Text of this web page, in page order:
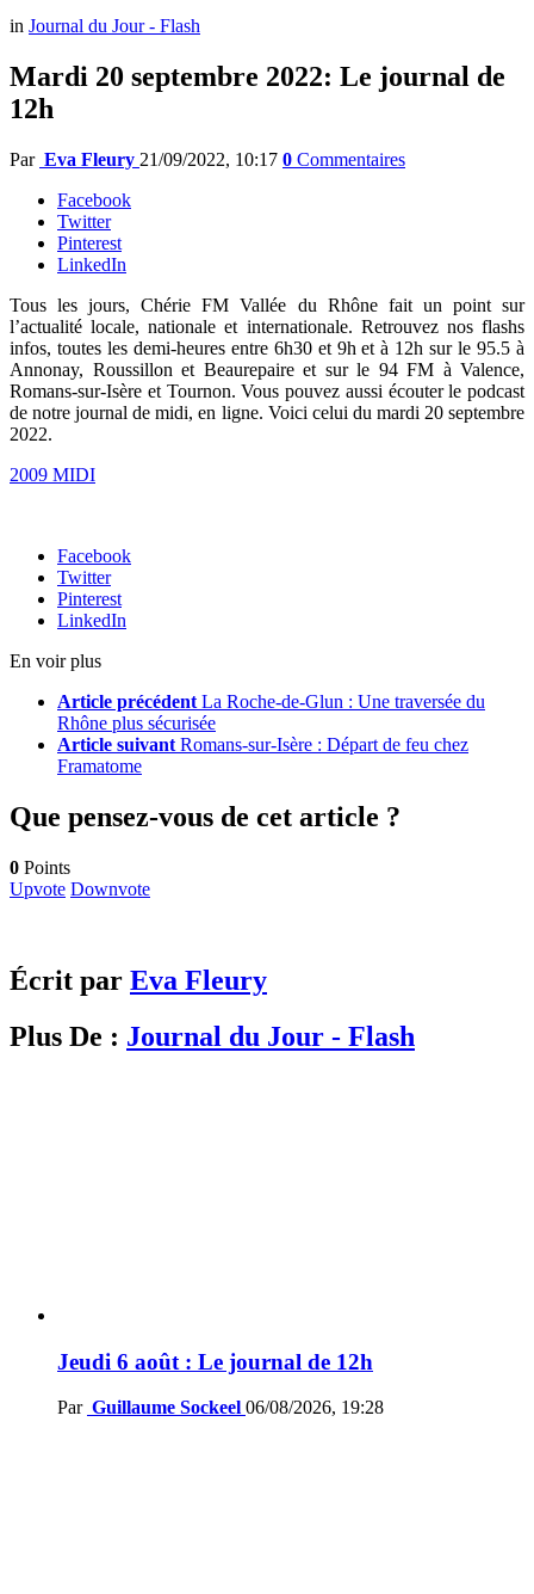
in Journal du Jour - Flash
Mardi 20 septembre 2022: Le journal de
12h
Par Eva Fleury 21/09/2022, 10:17 0 Commentaires
Facebook
Twitter
Pinterest
LinkedIn
Tous les jours, Chérie FM Vallée du Rhône fait un point sur
l’actualité locale, nationale et internationale. Retrouvez nos flashs
infos, toutes les demi-heures entre 6h30 et 9h et à 12h sur le 95.5 à
Annonay, Roussillon et Beaurepaire et sur le 94 FM à Valence,
Romans-sur-Isère et Tournon. Vous pouvez aussi écouter le podcast
de notre journal de midi, en ligne. Voici celui du mardi 20 septembre
2022.
2009 MIDI
Facebook
Twitter
Pinterest
LinkedIn
En voir plus
Article précédent La Roche-de-Glun : Une traversée du
Rhône plus sécurisée
Article suivant Romans-sur-Isère : Départ de feu chez
Framatome
Que pensez-vous de cet article ?
0 Points
Upvote Downvote
Écrit par Eva Fleury
Plus De : Journal du Jour - Flash
Jeudi 6 août : Le journal de 12h
Par Guillaume Sockeel 06/08/2026, 19:28